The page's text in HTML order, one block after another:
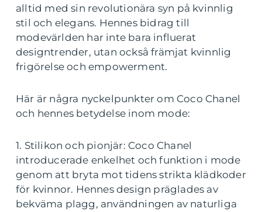
alltid med sin revolutionära syn på kvinnlig
stil och elegans. Hennes bidrag till
modevärlden har inte bara influerat
designtrender, utan också främjat kvinnlig
frigörelse och empowerment.
Här är några nyckelpunkter om Coco Chanel
och hennes betydelse inom mode:
1. Stilikon och pionjär: Coco Chanel
introducerade enkelhet och funktion i mode
genom att bryta mot tidens strikta klädkoder
för kvinnor. Hennes design präglades av
bekväma plagg, användningen av naturliga